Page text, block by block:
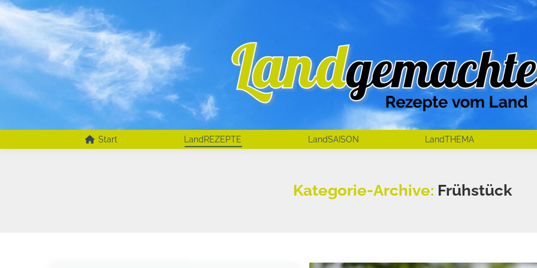
Start LandREZEPTE LandSAISON LandTHEMA
Kategorie-Archive: Frühstück